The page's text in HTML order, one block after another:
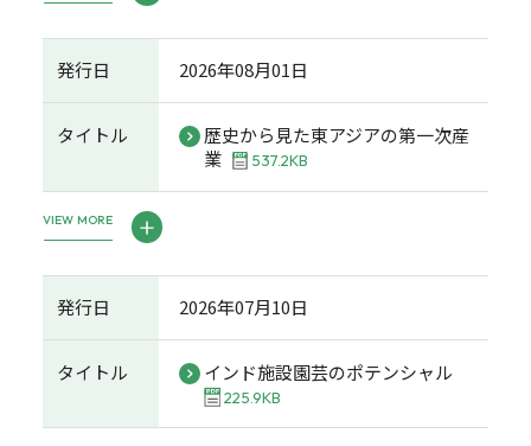
発行日 2026年08月01日
タイトル
歴史から見た東アジアの第一次産
業
537.2KB
VIEW MORE
発行日 2026年07月10日
タイトル インド施設園芸のポテンシャル
225.9KB